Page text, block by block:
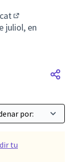
(Abrir en una
juliol, en
tu